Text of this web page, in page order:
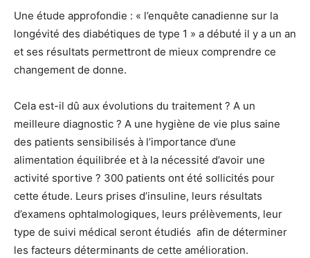
Une étude approfondie : « l’enquête canadienne sur la
longévité des diabétiques de type 1 » a débuté il y a un an
et ses résultats permettront de mieux comprendre ce
changement de donne.
Cela est-il dû aux évolutions du traitement ? A un
meilleure diagnostic ? A une hygiène de vie plus saine
des patients sensibilisés à l’importance d’une
alimentation équilibrée et à la nécessité d’avoir une
activité sportive ? 300 patients ont été sollicités pour
cette étude. Leurs prises d’insuline, leurs résultats
d’examens ophtalmologiques, leurs prélèvements, leur
type de suivi médical seront étudiés afin de déterminer
les facteurs déterminants de cette amélioration.